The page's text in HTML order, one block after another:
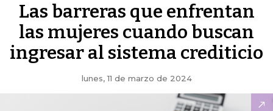
Las barreras que enfrentan
las mujeres cuando buscan
ingresar al sistema crediticio
lunes, 11 de marzo de 2024